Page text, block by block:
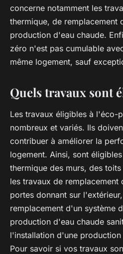
concerne notamment les
thermique, de remplacement
production d'eau chaude.
zéro n'est pas cumulable
même logement, sauf
Quels travaux sont
Les travaux éligibles à l'éco-
nombreux et variés. Ils
contribuer à améliorer la
logement. Ainsi, sont
thermique des murs, des
les travaux de remplacement
portes donnant sur
remplacement d'un système
production d'eau chaude
l'installation d'une
Pour savoir si vos travaux